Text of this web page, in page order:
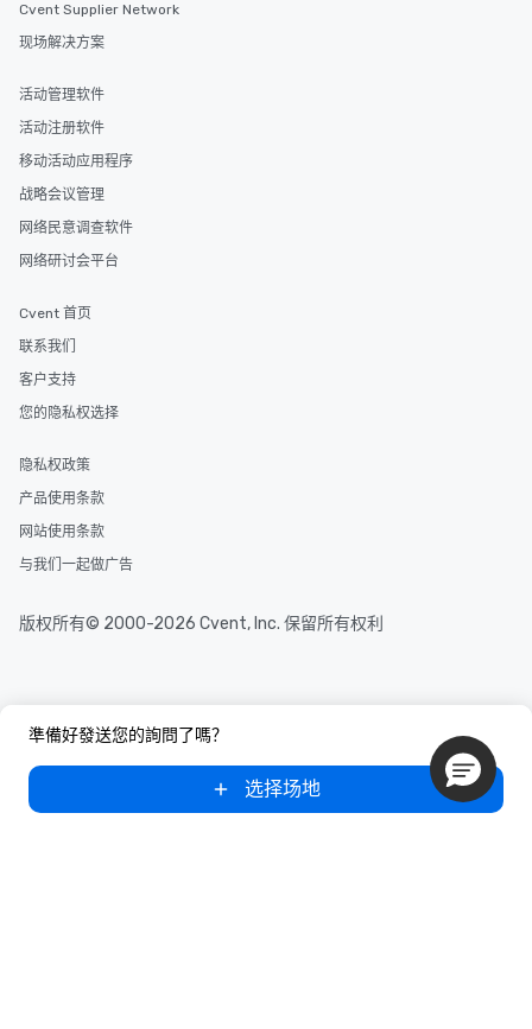
準備好發送您的詢問了嗎？
选择场地
Cvent Supplier Network
现场解决方案
活动管理软件
活动注册软件
移动活动应用程序
战略会议管理
网络民意调查软件
网络研讨会平台
Cvent 首页
联系我们
客户支持
您的隐私权选择
隐私权政策
产品使用条款
网站使用条款
与我们一起做广告
版权所有© 2000-2026 Cvent, Inc. 保留所有权利